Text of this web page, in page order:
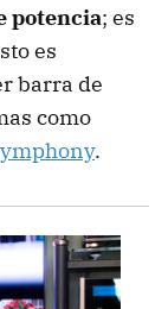
potencia; es
es
barra de
como
.